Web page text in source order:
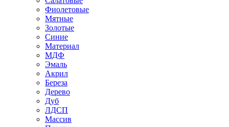
Фиолетовые
Мятные
Золотые
Синие
Материал
МДФ
Эмаль
Акрил
Береза
Дерево
Дуб
ЛДСП
Массив